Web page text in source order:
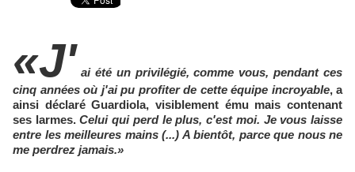
«J' ai été un privilégié, comme vous, pendant ces
cinq années où j'ai pu profiter de cette équipe incroyable, a
ainsi déclaré Guardiola, visiblement ému mais contenant
ses larmes.Celui qui perd le plus, c'est moi. Je vous laisse
entre les meilleures mains (...) A bientôt, parce que nous ne
me perdrez jamais.»